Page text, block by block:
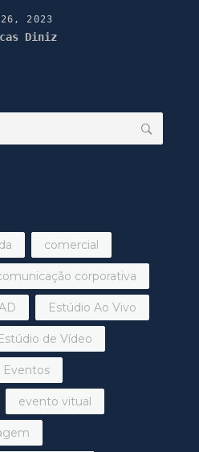
26, 2023
Diniz
comercial
corporativa
Estúdio Ao Vivo
de Vídeo
Eventos
evento vitual